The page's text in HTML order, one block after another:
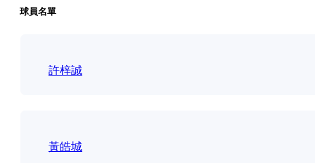
球員名單
許梓誠
黃皓城